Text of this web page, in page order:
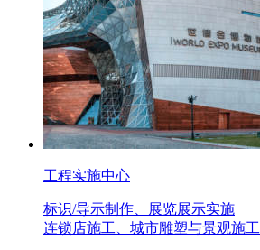
工程实施中心
标识/导示制作、展览展示实施
连锁店施工、城市雕塑与景观施工